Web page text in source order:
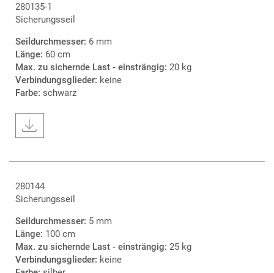
280135-1
Sicherungsseil
Seildurchmesser: 6 mm
Länge: 60 cm
Max. zu sichernde Last - einsträngig: 20 kg
Verbindungsglieder: keine
Farbe: schwarz
280144
Sicherungsseil
Seildurchmesser: 5 mm
Länge: 100 cm
Max. zu sichernde Last - einsträngig: 25 kg
Verbindungsglieder: keine